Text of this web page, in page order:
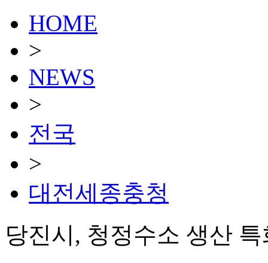
HOME
>
NEWS
>
전국
>
대전세종충청
당진시, 청정수소 생산